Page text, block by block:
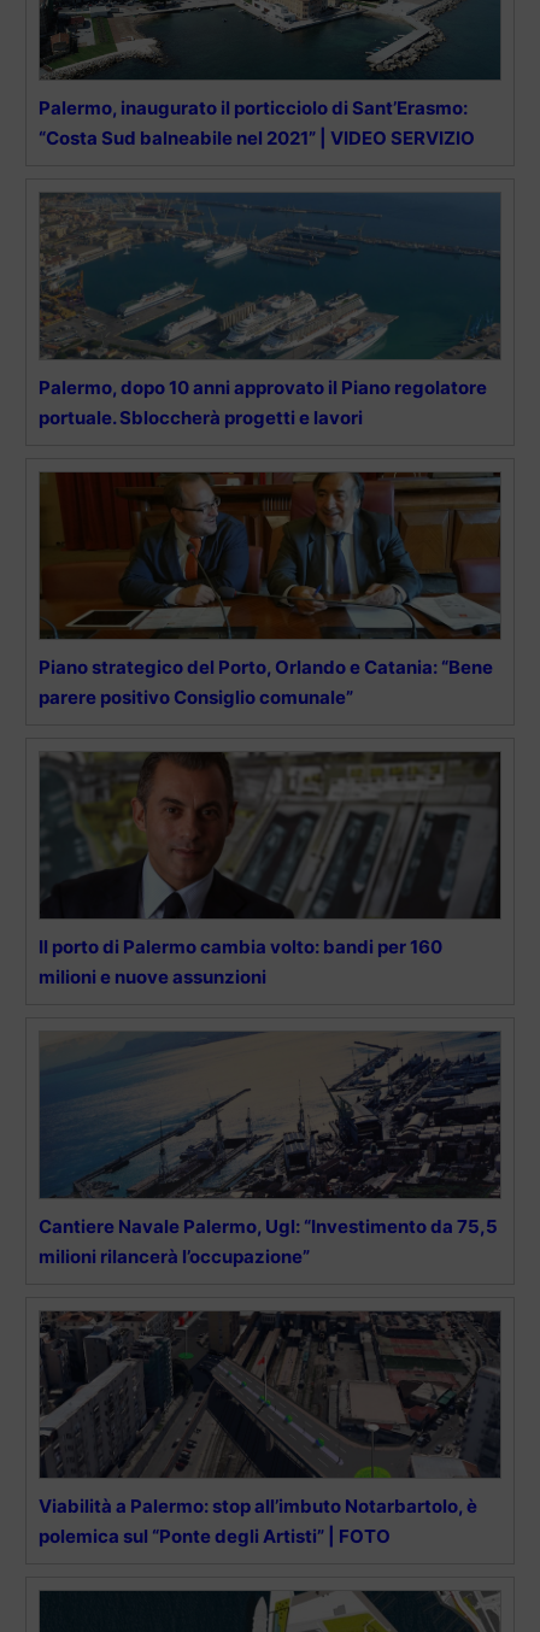
Palermo, inaugurato il porticciolo di Sant’Erasmo:
“Costa Sud balneabile nel 2021” | VIDEO SERVIZIO
Palermo, dopo 10 anni approvato il Piano regolatore
portuale. Sbloccherà progetti e lavori
Piano strategico del Porto, Orlando e Catania: “Bene
parere positivo Consiglio comunale”
Il porto di Palermo cambia volto: bandi per 160
milioni e nuove assunzioni
Cantiere Navale Palermo, Ugl: “Investimento da 75,5
milioni rilancerà l’occupazione”
Viabilità a Palermo: stop all’imbuto Notarbartolo, è
polemica sul “Ponte degli Artisti” | FOTO